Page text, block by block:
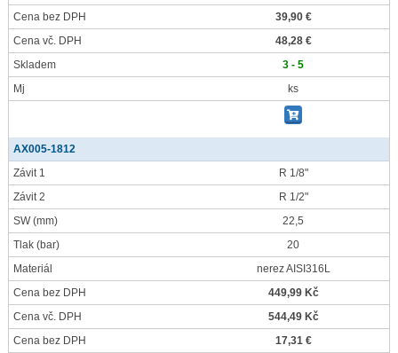
Cena bez DPH
39,90 €
Cena vč. DPH
48,28 €
Skladem
3 - 5
Mj
ks
AX005-1812
Závit 1
R 1/8"
Závit 2
R 1/2"
SW(mm)
22,5
Tlak (bar)
20
Materiál
nerez AISI316L
Cena bez DPH
449,99 Kč
Cena vč. DPH
544,49 Kč
Cena bez DPH
17,31 €